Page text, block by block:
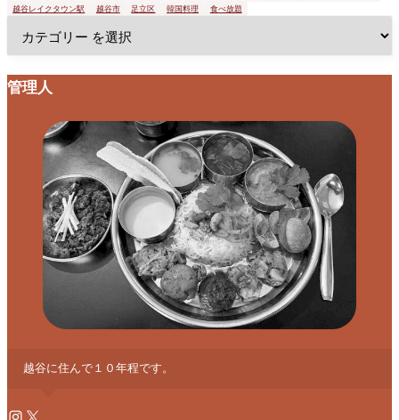
越谷レイクタウン駅
越谷市 足立区 韓国料理 食べ放題
管理人
越谷に住んで１０年程です。